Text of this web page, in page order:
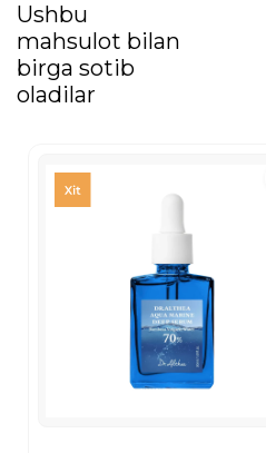
Ushbu
mahsulot bilan
birga sotib
oladilar